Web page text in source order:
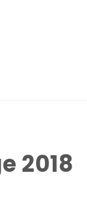
2018